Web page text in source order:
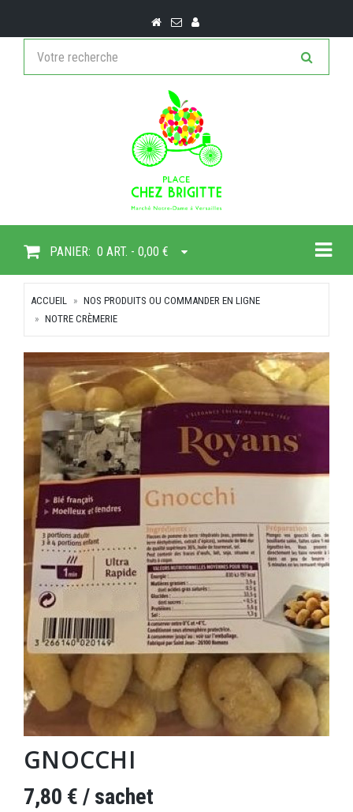
PANIER: 0 ART. - 0,00 €
ACCUEIL
NOS PRODUITS OU COMMANDER EN LIGNE
NOTRE CRÈMERIE
GNOCCHI
7,80 € / sachet